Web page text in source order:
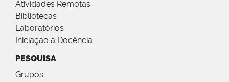
Atividades Remotas
Bibliotecas
Laboratórios
Iniciação à Docência
PESQUISA
Grupos